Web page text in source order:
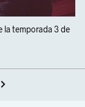
la temporada 3 de